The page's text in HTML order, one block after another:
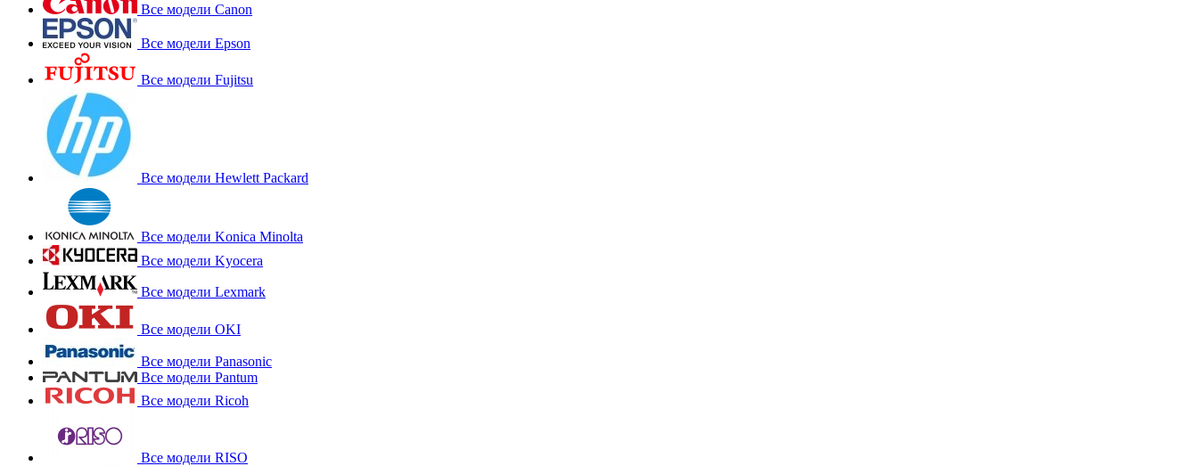
Все модели Canon
Все модели Epson
Все модели Fujitsu
Все модели Hewlett Packard
Все модели Konica Minolta
Все модели Kyocera
Все модели Lexmark
Все модели OKI
Все модели Panasonic
Все модели Pantum
Все модели Ricoh
Все модели RISO